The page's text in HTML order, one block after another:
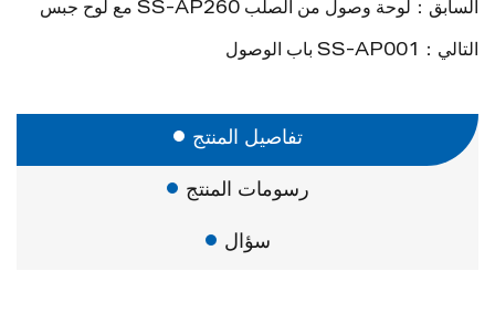
السابق：لوحة وصول من الصلب SS-AP260 مع لوح جبس
التالي：SS-AP001 باب الوصول
تفاصيل المنتج
رسومات المنتج
سؤال